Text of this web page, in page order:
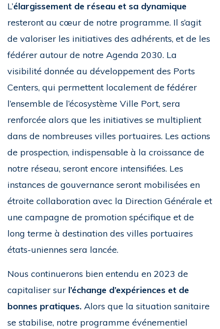
L’élargissement de réseau et sa dynamique
resteront au cœur de notre programme. Il s’agit
de valoriser les initiatives des adhérents, et de les
fédérer autour de notre Agenda 2030. La
visibilité donnée au développement des Ports
Centers, qui permettent localement de fédérer
l’ensemble de l’écosystème Ville Port, sera
renforcée alors que les initiatives se multiplient
dans de nombreuses villes portuaires. Les actions
de prospection, indispensable à la croissance de
notre réseau, seront encore intensifiées. Les
instances de gouvernance seront mobilisées en
étroite collaboration avec la Direction Générale et
une campagne de promotion spécifique et de
long terme à destination des villes portuaires
états-uniennes sera lancée.
Nous continuerons bien entendu en 2023 de
capitaliser sur l’échange d’expériences et de
bonnes pratiques. Alors que la situation sanitaire
se stabilise, notre programme événementiel